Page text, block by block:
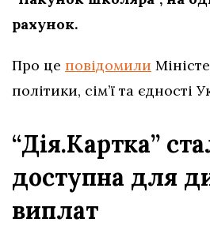
рахунок.
Про це повідомили
політики, сім’ї та єдності
“Дія.Картка”
доступна для
виплат